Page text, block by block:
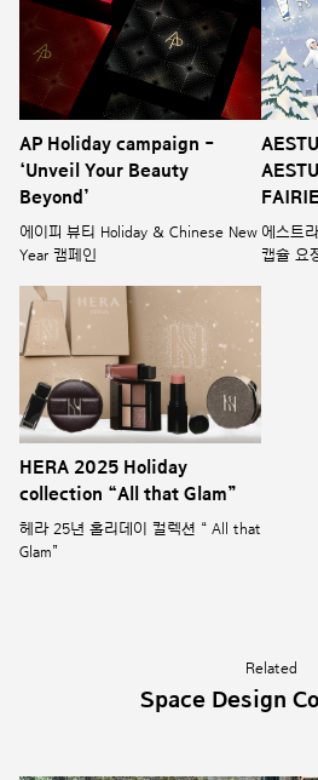
AP Holiday campaign -
‘Unveil Your Beauty
Beyond’
에이피 뷰티 Holiday & Chinese New
Year 캠페인
에스트
캡슐 요
HERA 2025 Holiday
collection “All that Glam”
헤라 25년 홀리데이 컬렉션 “ All that
Glam”
Related
Space Design